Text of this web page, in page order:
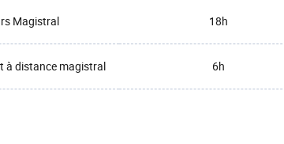
Magistral 18h
à distance magistral 6h